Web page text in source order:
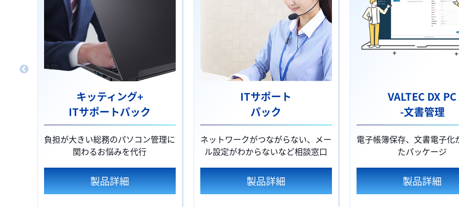
キッティング+
ITサポートパック
負担が大きい総務のパソコン管理に
関わるお悩みを代行
製品詳細
ITサポート
パック
ネットワークがつながらない、メー
ル設定がわからないなど相談窓口
製品詳細
VALTEC DX PC
-文書管理
電子帳簿保存、文書電子化
たパッケージ
製品詳細